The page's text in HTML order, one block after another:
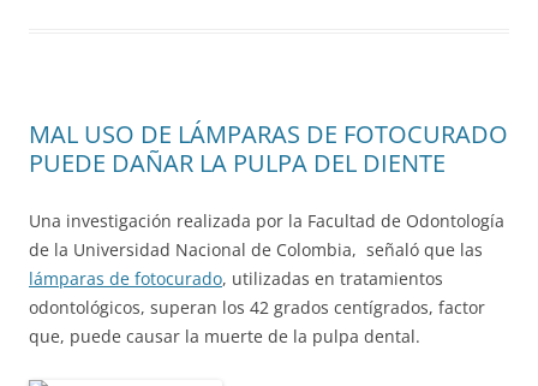
MAL USO DE LÁMPARAS DE FOTOCURADO
PUEDE DAÑAR LA PULPA DEL DIENTE
Una investigación realizada por la Facultad de Odontología
de la Universidad Nacional de Colombia, señaló que las
lámparas de fotocurado, utilizadas en tratamientos
odontológicos, superan los 42 grados centígrados, factor
que, puede causar la muerte de la pulpa dental.